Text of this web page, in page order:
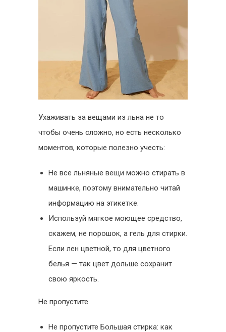
Ухаживать за вещами из льна не то
чтобы очень сложно, но есть несколько
моментов, которые полезно учесть:
Не все льняные вещи можно стирать в
машинке, поэтому внимательно читай
информацию на этикетке.
Используй мягкое моющее средство,
скажем, не порошок, а гель для стирки.
Если лен цветной, то для цветного
белья — так цвет дольше сохранит
свою яркость.
Не пропустите
Не пропустите Большая стирка: как